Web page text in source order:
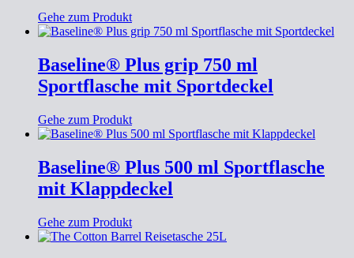
Gehe zum Produkt
Baseline® Plus grip 750 ml
Sportflasche mit Sportdeckel
Gehe zum Produkt
Baseline® Plus 500 ml Sportflasche
mit Klappdeckel
Gehe zum Produkt